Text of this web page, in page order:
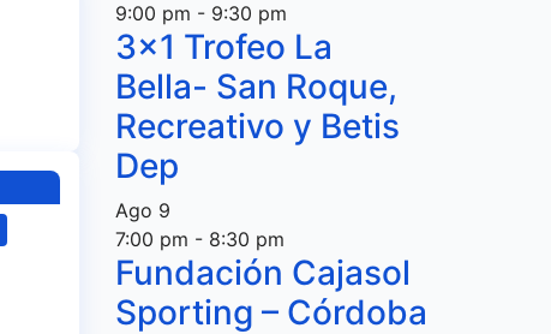
9:00 pm - 9:30 pm
3×1 Trofeo La
Bella- San Roque,
Recreativo y Betis
Dep
Ago 9
7:00 pm - 8:30 pm
Fundación Cajasol
Sporting – Córdoba